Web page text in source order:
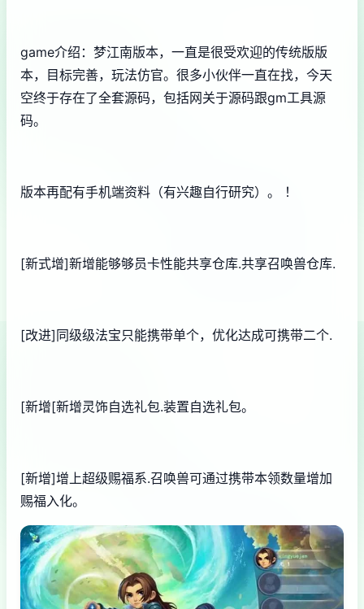
game介绍：梦江南版本，一直是很受欢迎的传统版版
本，目标完善，玩法仿官。很多小伙伴一直在找，今天
空终于存在了全套源码，包括网关于源码跟gm工具源
码。
版本再配有手机端资料（有兴趣自行研究）。 ！
[新式增]新增能够够员卡性能共享仓库.共享召唤兽仓库.
[改进]同级级法宝只能携带单个，优化达成可携带二个.
[新增[新增灵饰自选礼包.装置自选礼包。
[新增]增上超级赐福系.召唤兽可通过携带本领数量增加
赐福入化。